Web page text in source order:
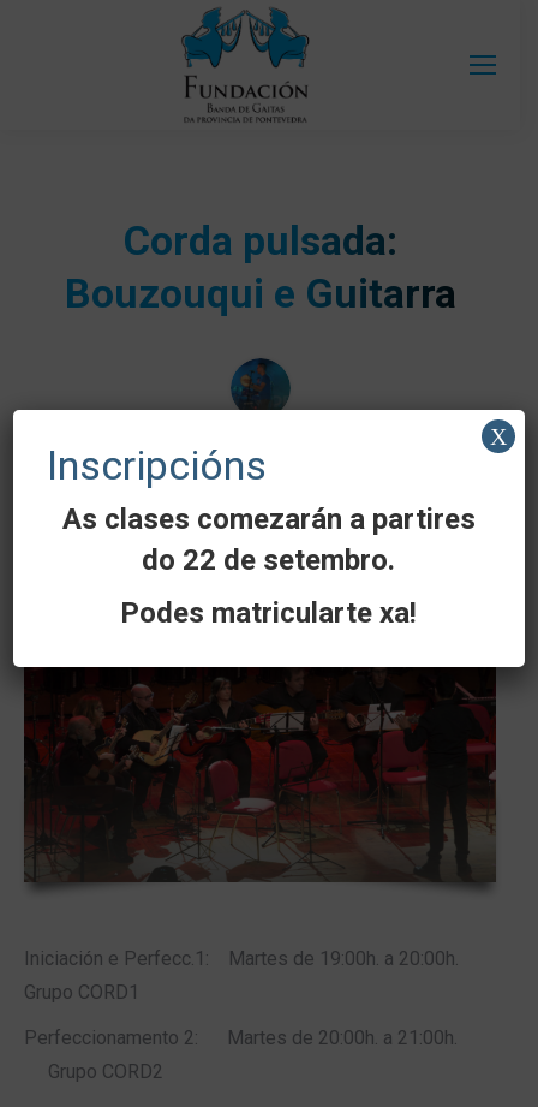
Corda pulsada:
Bouzouqui e Guitarra
Profesor:
Samuel Soto
Iniciación e Perfecc.1: Martes de 19:00h. a 20:00h.
Grupo CORD1
Perfeccionamento 2: Martes de 20:00h. a 21:00h.
Grupo CORD2
Inscripcións
As clases comezarán a partires
do 22 de setembro.
Podes matricularte xa!
X